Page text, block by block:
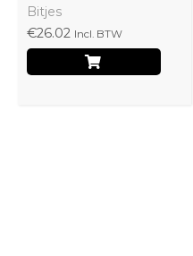
Bitjes
€26.02 Incl. BTW